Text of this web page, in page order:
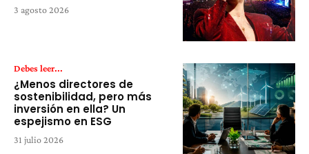
3 agosto 2026
Debes leer...
¿Menos directores de
sostenibilidad, pero más
inversión en ella? Un
espejismo en ESG
31 julio 2026